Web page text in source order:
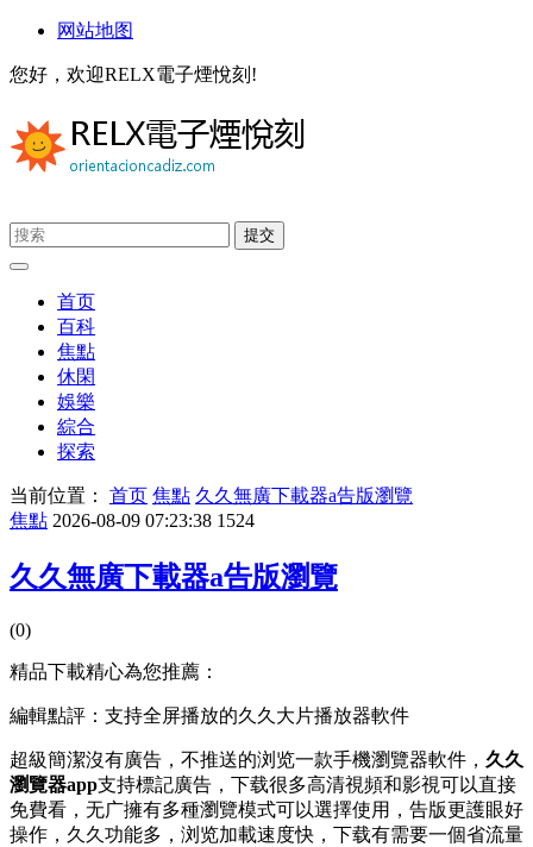
网站地图
您好，欢迎RELX電子煙悅刻!
首页
百科
焦點
休閑
娛樂
綜合
探索
当前位置： 首页 焦點 久久無廣下載器a告版瀏覽
焦點 2026-08-09 07:23:38 1524
久久無廣下載器a告版瀏覽
(0)
精品下載精心為您推薦：
編輯點評：支持全屏播放的久久大片播放器軟件
超級簡潔沒有廣告，不推送的浏览一款手機瀏覽器軟件， 久久
瀏覽器app支持標記廣告，下载很多高清視頻和影視可以直接
免費看，无广擁有多種瀏覽模式可以選擇使用，告版更護眼好
操作，久久功能多，浏览加載速度快，下载有需要一個省流量